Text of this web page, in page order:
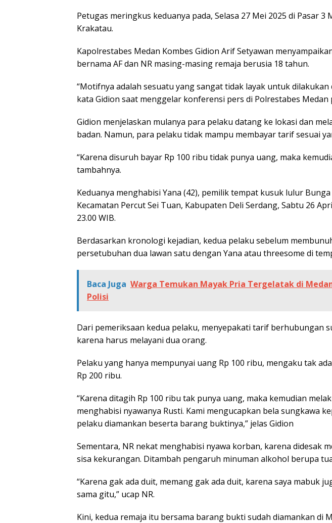
Petugas meringkus keduanya pada, Selasa 27 Mei 2025 di Pasar 3
Krakatau.
Kapolrestabes Medan Kombes Gidion Arif Setyawan
bernama AF dan NR masing-masing remaja berusia 18 tahun.
“Motifnya adalah sesuatu yang sangat tidak layak untuk dilakukan
kata Gidion saat menggelar konferensi pers di Polrestabes Medan
Gidion menjelaskan mulanya para pelaku datang ke lokasi dan
badan. Namun, para pelaku tidak mampu membayar tarif sesuai
“Karena disuruh bayar Rp 100 ribu tidak punya uang, maka
tambahnya.
Keduanya menghabisi Yana (42), pemilik tempat kusuk lulur Bunga
Kecamatan Percut Sei Tuan, Kabupaten Deli Serdang, Sabtu 26
23.00 WIB.
Berdasarkan kronologi kejadian, kedua pelaku sebelum
persetubuhan dua lawan satu dengan Yana atau threesome di
Baca Juga Warga Temukan Mayak Pria Tergelatak di
Polisi
Dari pemeriksaan kedua pelaku, menyepakati tarif berhubungan
karena harus melayani dua orang.
Pelaku yang hanya mempunyai uang Rp 100 ribu, mengaku tak
Rp 200 ribu.
“Karena ditagih Rp 100 ribu tak punya uang, maka kemudian
menghabisi nyawanya Rusti. Kami mengucapkan bela sungkawa
pelaku diamankan beserta barang buktinya,” jelas Gidion
Sementara, NR nekat menghabisi nyawa korban, karena didesak
sisa kekurangan. Ditambah pengaruh minuman alkohol berupa
“Karena gak ada duit, memang gak ada duit, karena saya mabuk
sama gitu,” ucap NR.
Kini, kedua remaja itu bersama barang bukti sudah diamankan di